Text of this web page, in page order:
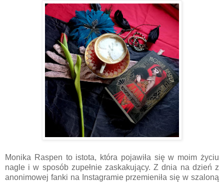
Monika Raspen to istota, która pojawiła się w moim życiu
nagle i w sposób zupełnie zaskakujący. Z dnia na dzień z
anonimowej fanki na Instagramie przemieniła się w szaloną